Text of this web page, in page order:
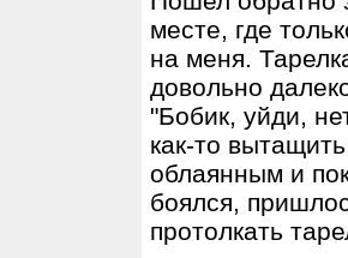
месте, где
на меня.
довольно
"Бобик, уйди,
как-то
облаянным и
боялся,
протолкать